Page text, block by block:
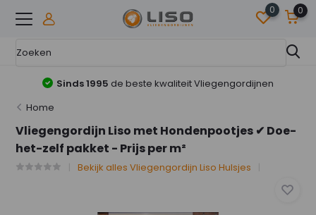
0 0
Online Marktleiderin
Home
Vliegengordijn Liso met Hondenpootjes ✔ Doe-
het-zelf pakket - Prijs per m²
Bekijk alles Vliegengordijn Liso Hulsjes